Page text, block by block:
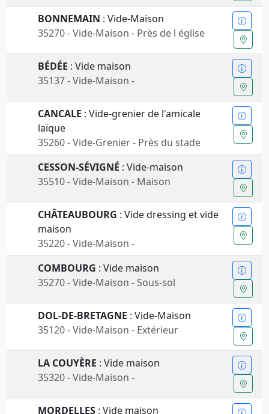
BONNEMAIN : Vide-Maison
35270 - Vide-Maison - Près de l église
BÉDÉE : Vide maison
35137 - Vide-Maison -
CANCALE : Vide-grenier de l'amicale
laïque
35260 - Vide-Grenier - Près du stade
CESSON-SÉVIGNÉ : Vide-maison
35510 - Vide-Maison - Maison
CHÂTEAUBOURG : Vide dressing et vide
maison
35220 - Vide-Maison -
COMBOURG : Vide maison
35270 - Vide-Maison - Sous-sol
DOL-DE-BRETAGNE : Vide-Maison
35120 - Vide-Maison - Extérieur
LA COUYÈRE : Vide maison
35320 - Vide-Maison -
MORDELLES : Vide maison